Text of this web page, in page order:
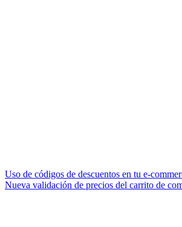
Uso de códigos de descuentos en tu e-
Nueva validación de precios del carrito de